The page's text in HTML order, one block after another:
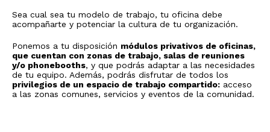
Sea cual sea tu modelo de trabajo, tu oficina debe
acompañarte y potenciar la cultura de tu organización.
Ponemos a tu disposición módulos privativos de oficinas,
que cuentan con zonas de trabajo, salas de reuniones
y/o phonebooths, y que podrás adaptar a las necesidades
de tu equipo. Además, podrás disfrutar de todos los
privilegios de un espacio de trabajo compartido: acceso
a las zonas comunes, servicios y eventos de la comunidad.